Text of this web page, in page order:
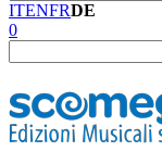
ITENFRDE
0